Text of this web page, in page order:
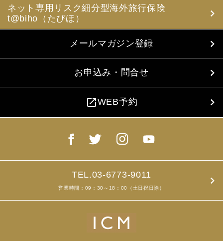
ネット専用リスク細分型海外旅行保険
t@biho（たびほ）
メールマガジン登録
お申込み・問合せ
open_in_newWEB予約
TEL.03-6773-9011
営業時間：09：30～18：00（土日祝日除）